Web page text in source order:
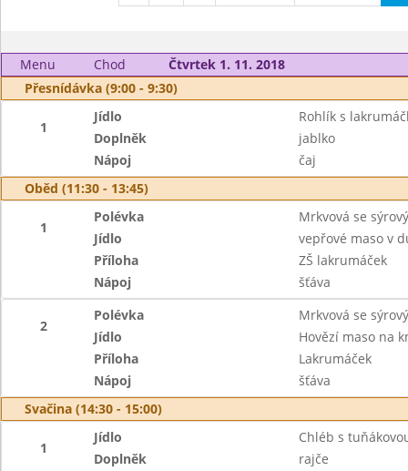
Menu Chod
Čtvrtek 1. 11. 2018
Přesnídávka (9:00 - 9:30)
1
Jídlo
Rohlík s
Doplněk
jablko
Nápoj
čaj
Oběd (11:30 - 13:45)
1
Polévka
Mrkvová se
Jídlo
vepřové maso v
Příloha
ZŠ lakrumáček
Nápoj
šťáva
2
Polévka
Mrkvová se
Jídlo
Hovězí maso na
Příloha
Lakrumáček
Nápoj
šťáva
Svačina (14:30 - 15:00)
1
Jídlo
Chléb s
Doplněk
rajče